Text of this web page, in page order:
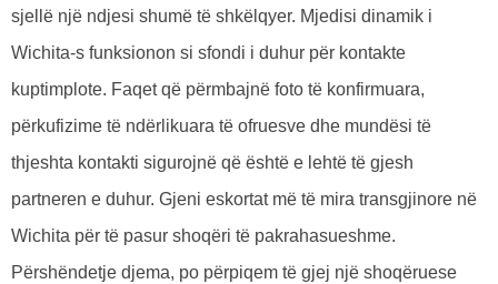
sjellë një ndjesi shumë të shkëlqyer. Mjedisi dinamik i
Wichita-s funksionon si sfondi i duhur për kontakte
kuptimplote. Faqet që përmbajnë foto të konfirmuara,
përkufizime të ndërlikuara të ofruesve dhe mundësi të
thjeshta kontakti sigurojnë që është e lehtë të gjesh
partneren e duhur. Gjeni eskortat më të mira transgjinore në
Wichita për të pasur shoqëri të pakrahasueshme.
Përshëndetje djema, po përpiqem të gjej një shoqëruese